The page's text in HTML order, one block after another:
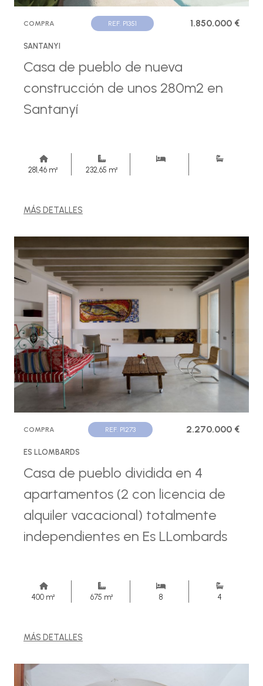
COMPRA REF. P1351 1.850.000 €
SANTANYI
Casa de pueblo de nueva
construcción de unos 280m2 en
Santanyí
281,46 m² 232,65 m²
MÁS DETALLES
COMPRA REF. P1273 2.270.000 €
ES LLOMBARDS
Casa de pueblo dividida en 4
apartamentos (2 con licencia de
alquiler vacacional) totalmente
independientes en Es LLombards
400 m² 675 m² 8 4
MÁS DETALLES